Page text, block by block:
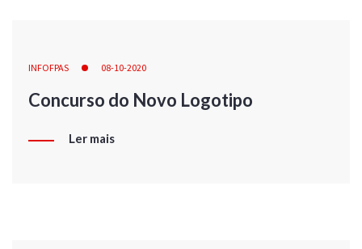
INFOFPAS 08-10-2020
Concurso do Novo Logotipo
Ler mais